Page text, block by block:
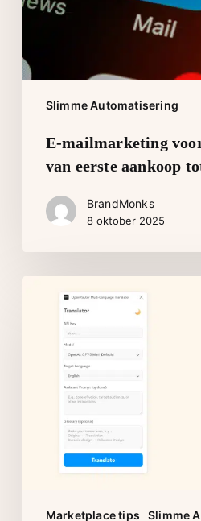
Slimme Automatisering
aankoop
klant
E-mailmarketing
van eerste aankoop
BrandMonks
8 oktober 2025
Marketplace tips Slimme
product
automatisch
vertalen